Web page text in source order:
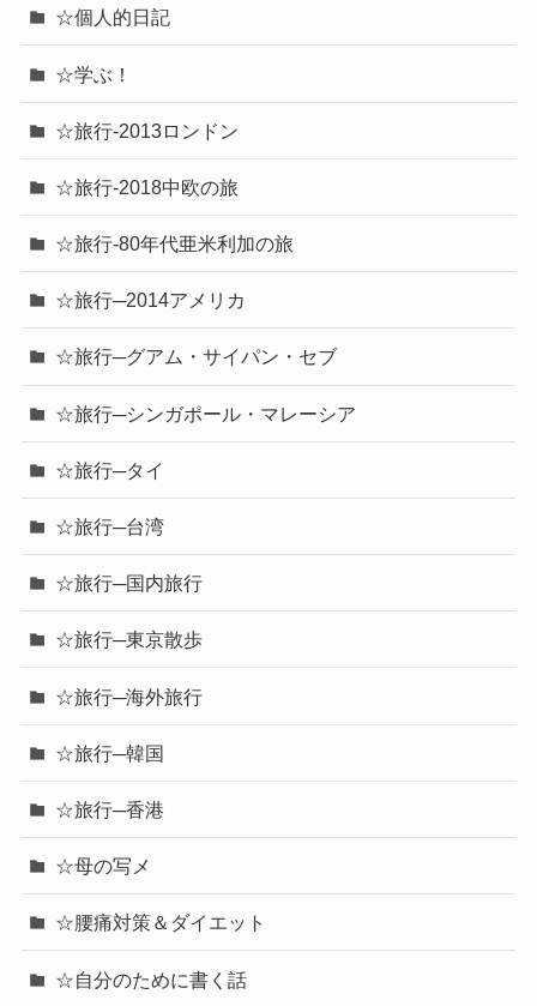
☆個人的日記
☆学ぶ！
☆旅行-2013ロンドン
☆旅行-2018中欧の旅
☆旅行-80年代亜米利加の旅
☆旅行─2014アメリカ
☆旅行─グアム・サイパン・セブ
☆旅行─シンガポール・マレーシア
☆旅行─タイ
☆旅行─台湾
☆旅行─国内旅行
☆旅行─東京散歩
☆旅行─海外旅行
☆旅行─韓国
☆旅行─香港
☆母の写メ
☆腰痛対策＆ダイエット
☆自分のために書く話